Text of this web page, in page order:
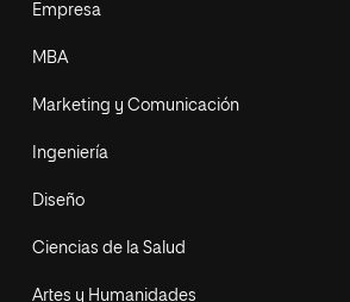
Empresa
MBA
Marketing y Comunicación
Ingeniería
Diseño
Ciencias de la Salud
Artes y Humanidades